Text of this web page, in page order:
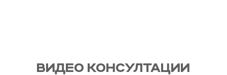
ВИДЕО КОНСУЛТАЦИИ